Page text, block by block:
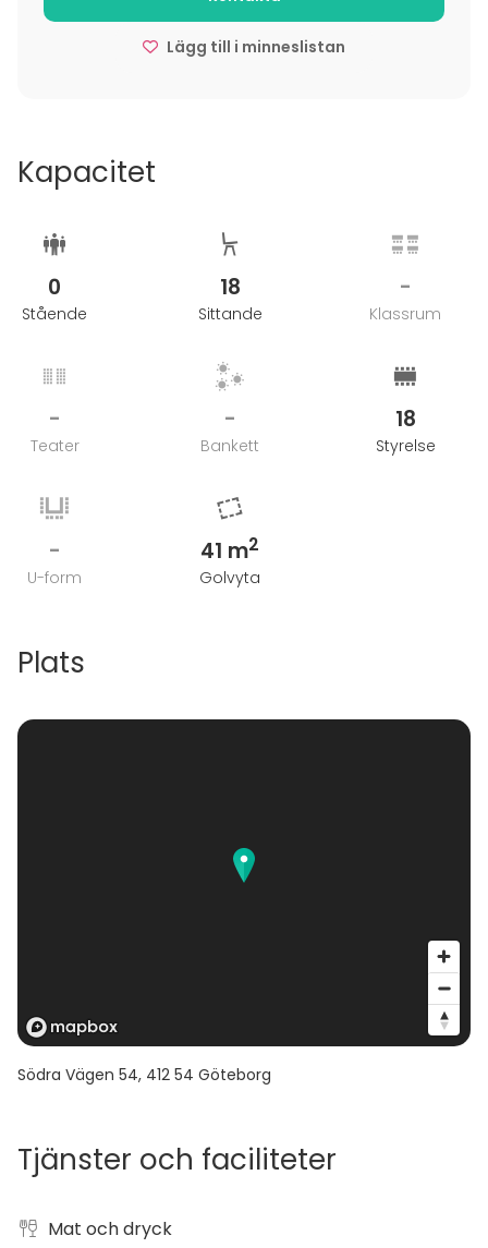
Lägg till i minneslistan
Kapacitet
0
Stående
18
Sittande
-
Klassrum
-
Teater
-
Bankett
18
Styrelse
-
U-form
41 m2
Golvyta
Plats
Södra Vägen 54, 412 54 Göteborg
Tjänster och faciliteter
Mat och dryck